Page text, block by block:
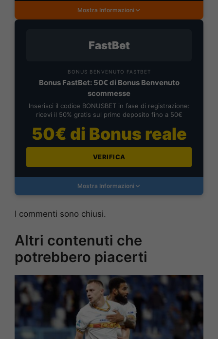
Mostra Informazioni
FastBet
BONUS BENVENUTO FASTBET
Bonus FastBet: 50€ di Bonus Benvenuto
scommesse
Inserisci il codice BONUSBET in fase di registrazione:
ricevi il 50% gratis sul primo deposito fino a 50€
50€ di Bonus reale
VERIFICA
Mostra Informazioni
I commenti sono chiusi.
Altri contenuti che
potrebbero piacerti